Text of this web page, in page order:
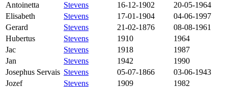
Antoinetta
Stevens 16-12-1902
20-05-1964
Elisabeth
Stevens 17-01-1904
04-06-1997
Gerard
Stevens 21-02-1876
08-08-1961
Hubertus
Stevens 1910
1964
Jac
Stevens 1918
1987
Jan
Stevens 1942
1990
Josephus Servais Stevens 05-07-1866
03-06-1943
Jozef
Stevens 1909
1982